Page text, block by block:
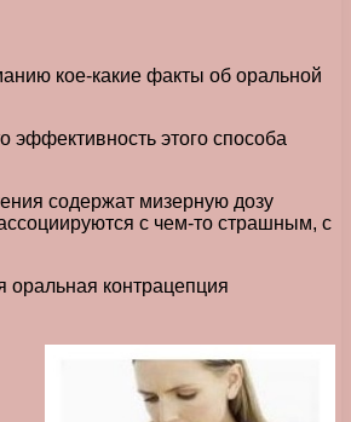
кое-какие факты об оральной
эффективность этого способа
содержат мизерную дозу
с чем-то страшным, с
оральная контрацепция